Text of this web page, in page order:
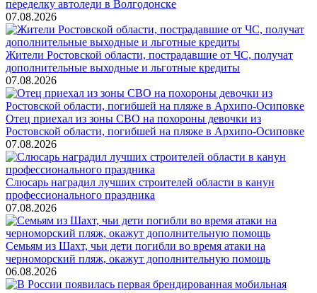
переделку автоледи в Волгодонске
07.08.2026
Жители Ростовской области, пострадавшие от ЧС, получат
дополнительные выходные и льготные кредиты
07.08.2026
Отец приехал из зоны СВО на похороны девочки из
Ростовской области, погибшей на пляже в Архипо-Осиповке
07.08.2026
Слюсарь наградил лучших строителей области в канун
профессионального праздника
07.08.2026
Семьям из Шахт, чьи дети погибли во время атаки на
черноморский пляж, окажут дополнительную помощь
06.08.2026